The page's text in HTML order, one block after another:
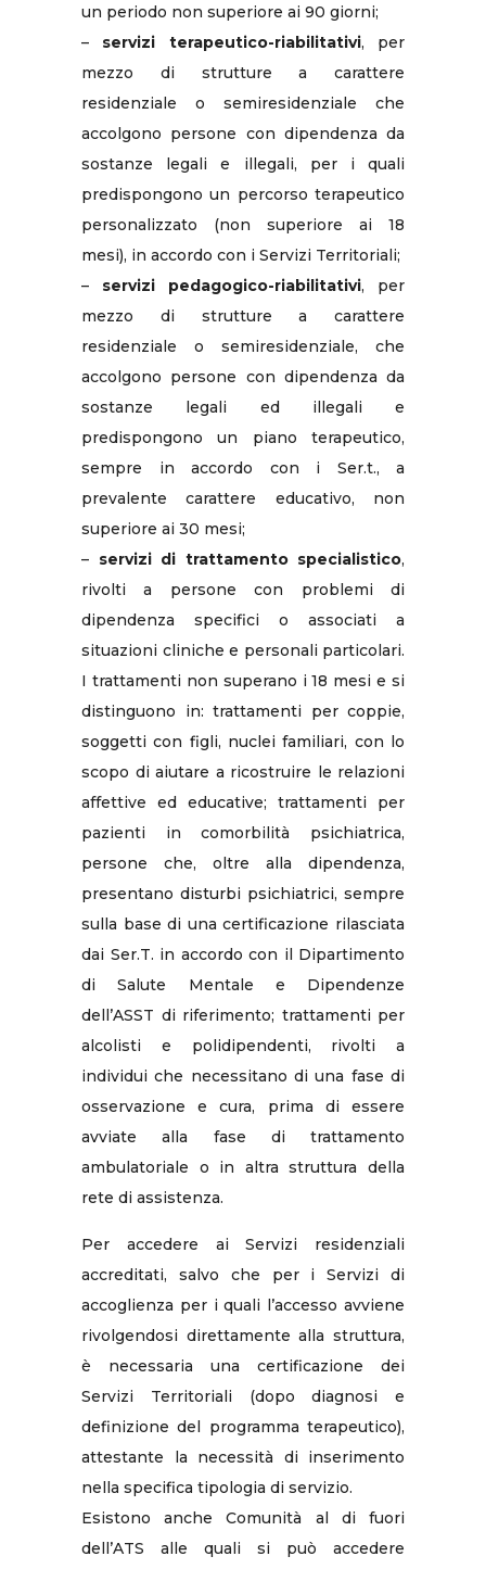
un periodo non superiore ai 90 giorni;
– servizi terapeutico-riabilitativi, per
mezzo di strutture a carattere
residenziale o semiresidenziale che
accolgono persone con dipendenza da
sostanze legali e illegali, per i quali
predispongono un percorso terapeutico
personalizzato (non superiore ai 18
mesi), in accordo con i Servizi Territoriali;
– servizi pedagogico-riabilitativi, per
mezzo di strutture a carattere
residenziale o semiresidenziale, che
accolgono persone con dipendenza da
sostanze legali ed illegali e
predispongono un piano terapeutico,
sempre in accordo con i Ser.t., a
prevalente carattere educativo, non
superiore ai 30 mesi;
– servizi di trattamento specialistico,
rivolti a persone con problemi di
dipendenza specifici o associati a
situazioni cliniche e personali particolari.
I trattamenti non superano i 18 mesi e si
distinguono in: trattamenti per coppie,
soggetti con figli, nuclei familiari, con lo
scopo di aiutare a ricostruire le relazioni
affettive ed educative; trattamenti per
pazienti in comorbilità psichiatrica,
persone che, oltre alla dipendenza,
presentano disturbi psichiatrici, sempre
sulla base di una certificazione rilasciata
dai Ser.T. in accordo con il Dipartimento
di Salute Mentale e Dipendenze
dell’ASST di riferimento; trattamenti per
alcolisti e polidipendenti, rivolti a
individui che necessitano di una fase di
osservazione e cura, prima di essere
avviate alla fase di trattamento
ambulatoriale o in altra struttura della
rete di assistenza.
Per accedere ai Servizi residenziali
accreditati, salvo che per i Servizi di
accoglienza per i quali l’accesso avviene
rivolgendosi direttamente alla struttura,
è necessaria una certificazione dei
Servizi Territoriali (dopo diagnosi e
definizione del programma terapeutico),
attestante la necessità di inserimento
nella specifica tipologia di servizio.
Esistono anche Comunità al di fuori
dell’ATS alle quali si può accedere